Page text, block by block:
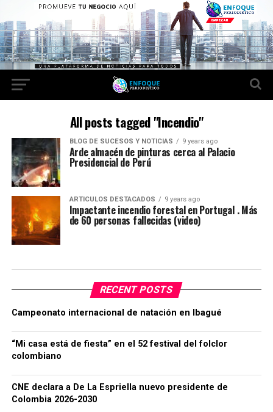
All posts tagged "Incendio"
BLOG DE SUCESOS Y NOTICIAS 9 years ago
Arde almacén de pinturas cerca al Palacio
Presidencial de Perú
ARTICULOS DESTACADOS 9 years ago
Impactante incendio forestal en Portugal . Más
de 60 personas fallecidas (video)
RECENT POSTS
Campeonato internacional de natación en Ibagué
“Mi casa está de fiesta” en el 52 festival del folclor
colombiano
CNE declara a De La Espriella nuevo presidente de
Colombia 2026-2030